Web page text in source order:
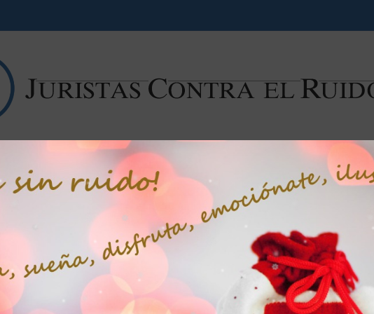
Campaña contra el ruido Noticias Artículos y vídeos
El ruido y la ‘liturgia del decibelio’
Joaquín José Herrera del Rey 31 de octubre de 2019
Artículos y